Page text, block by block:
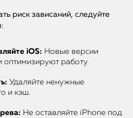
риск зависаний, следуйте
iOS: Новые версии
оптимизируют работу.
Удаляйте ненужные
и кэш.
Не оставляйте iPhone под